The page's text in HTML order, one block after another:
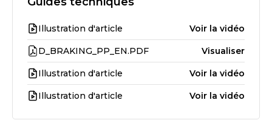
Illustration d'article Voir la vidéo
D_BRAKING_PP_EN.PDF Visualiser
Illustration d'article Voir la vidéo
Illustration d'article Voir la vidéo